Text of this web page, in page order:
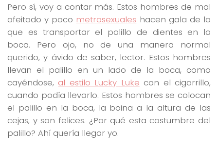
Pero sí, voy a contar más. Estos hombres de mal
afeitado y poco metrosexuales hacen gala de lo
que es transportar el palillo de dientes en la
boca. Pero ojo, no de una manera normal
querido, y ávido de saber, lector. Estos hombres
llevan el palillo en un lado de la boca, como
cayéndose, al estilo Lucky Luke con el cigarrillo,
cuando podía llevarlo. Estos hombres se colocan
el palillo en la boca, la boina a la altura de las
cejas, y son felices. ¿Por qué esta costumbre del
palillo? Ahí quería llegar yo.